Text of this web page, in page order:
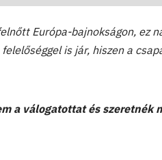
Európa-bajnokságon, ez
is jár, hiszen a
a válogatottat és szeretnék